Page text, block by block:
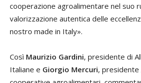
cooperazione agroalimentare nel suo
valorizzazione autentica delle
nostro made in Italy».
Così Maurizio Gardini, presidente di
Italiane e Giorgio Mercuri, presidente